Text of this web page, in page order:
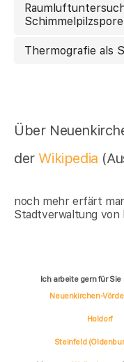
Thermografie als
Über
der Wikipedia
noch mehr erfärt
Stadtverwaltung von
Ich arbeite gern für Sie
Neuenkirchen-
Holdorf
Steinfeld